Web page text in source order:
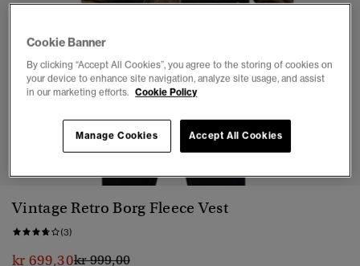
1 2 4 5 6
Vintage Retro Borg Fleece Vest
(3)
kr 699,30Pris nedsatt fra
kr 999,00til
Cookie Banner
By clicking “Accept All Cookies”, you agree to the storing of cookies on
your device to enhance site navigation, analyze site usage, and assist
in our marketing efforts. Cookie Policy
Accept All Cookies
Manage Cookies